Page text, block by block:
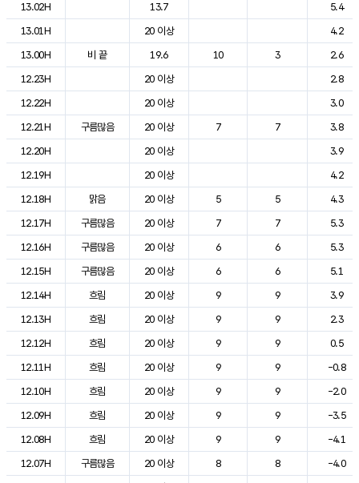
13.02H
13.7
5.4
13.01H
20 이상
4.2
13.00H
비 끝 19.6 10 3
2.6
12.23H
20 이상
2.8
12.22H
20 이상
3.0
12.21H
구름많음 20 이상 7 7
3.8
12.20H
20 이상
3.9
12.19H
20 이상
4.2
12.18H
맑음 20 이상 5 5
4.3
12.17H
구름많음 20 이상 7 7
5.3
12.16H
구름많음 20 이상 6 6
5.3
12.15H
구름많음 20 이상 6 6
5.1
12.14H
흐림 20 이상 9 9
3.9
12.13H
흐림 20 이상 9 9
2.3
12.12H
흐림 20 이상 9 9
0.5
12.11H
흐림 20 이상 9 9
-0.8
12.10H
흐림 20 이상 9 9
-2.0
12.09H
흐림 20 이상 9 9
-3.5
12.08H
흐림 20 이상 9 9
-4.1
12.07H
구름많음 20 이상 8 8
-4.0